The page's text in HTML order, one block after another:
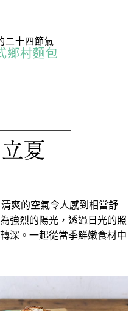
二十四節氣
鄉村麵包
爽的空氣令人感到相當舒
強烈的陽光，透過日光的照
深。一起從當季鮮嫩食材中